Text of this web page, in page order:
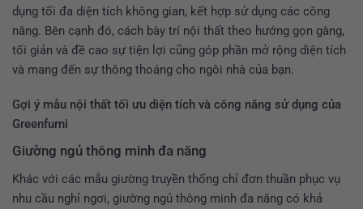
dụng tối đa diện tích không gian, kết hợp sử dụng các công
năng. Bên cạnh đó, cách bày trí nội thất theo hướng gọn gàng,
tối giản và đề cao sự tiện lợi cũng góp phần mở rộng diện tích
và mang đến sự thông thoáng cho ngôi nhà của bạn.
Gợi ý mẫu nội thất tối ưu diện tích và công năng sử dụng của
Greenfurni
Giường ngủ thông minh đa năng
Khác với các mẫu giường truyền thống chỉ đơn thuần phục vụ
nhu cầu nghỉ ngơi, giường ngủ thông minh đa năng có khả